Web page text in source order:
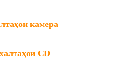
камера
халтаҳои CD